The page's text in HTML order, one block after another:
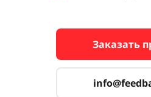
Заказать